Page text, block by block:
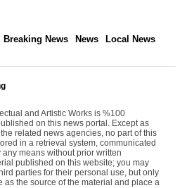
Breaking News News Local News
and Artistic Works is %100
on this news portal. Except as
related news agencies, no part of this
in a retrieval system, communicated
means without prior written
published on this website; you may
parties for their personal use, but only
the source of the material and place a